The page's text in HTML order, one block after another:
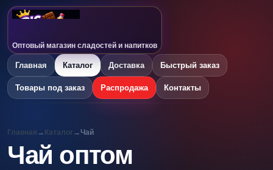
Оптовый магазин сладостей и напитков
Главная Каталог Доставка Быстрый заказ
Товары под заказ Распродажа Контакты
Главная → Каталог →Чай
Чай оптом